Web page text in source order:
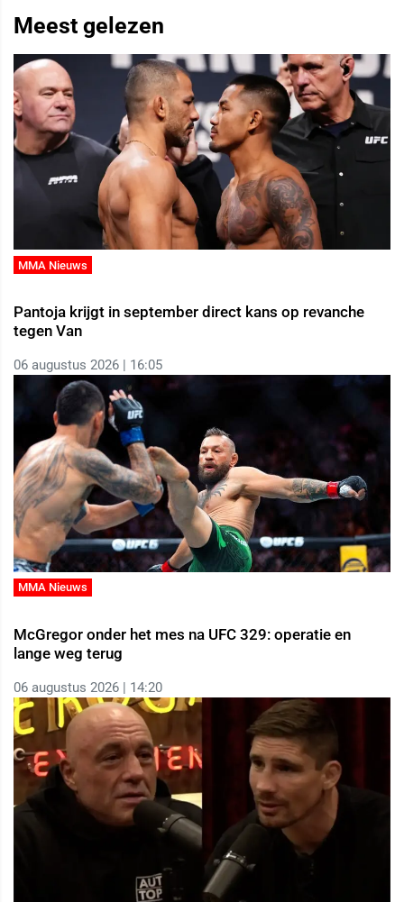
Meest gelezen
MMA Nieuws
Pantoja krijgt in september direct kans op revanche
tegen Van
06 augustus 2026 | 16:05
MMA Nieuws
McGregor onder het mes na UFC 329: operatie en
lange weg terug
06 augustus 2026 | 14:20